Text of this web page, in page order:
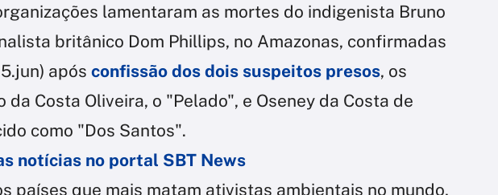
lamentaram as mortes do indigenista Bruno
britânico Dom Phillips, no Amazonas, confirmadas
após confissão dos dois suspeitos presos, os
da Costa Oliveira, o "Pelado", e Oseney da Costa de
como "Dos Santos".
notícias no portal SBT News
países que mais matam ativistas ambientais no mundo,